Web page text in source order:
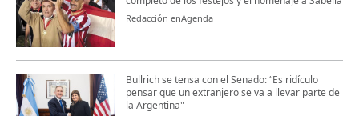
Redacción enAgenda
Bullrich se tensa con el Senado: “Es ridículo
pensar que un extranjero se va a llevar parte de
la Argentina"